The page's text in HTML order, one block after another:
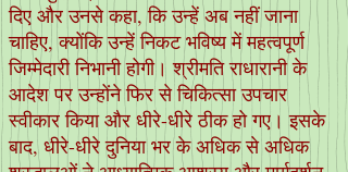
दिए और उनसे कहा, कि उन्हें अब नहीं जाना
चाहिए, क्योंकि उन्हें निकट भविष्य में महत्वपूर्ण
जिम्मेदारी निभानी होगी। श्रीमति राधारानी के
आदेश पर उन्होंने फिर से चिकित्सा उपचार
स्वीकार किया और धीरे-धीरे ठीक हो गए। इसके
बाद, धीरे-धीरे दुनिया भर के अधिक से अधिक